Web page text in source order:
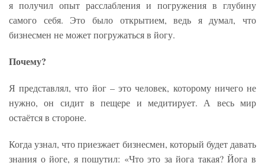
я получил опыт расслабления и погружения в глубину
самого себя. Это было открытием, ведь я думал, что
бизнесмен не может погружаться в йогу.
Почему?
Я представлял, что йог – это человек, которому ничего не
нужно, он сидит в пещере и медитирует. А весь мир
остаётся в стороне.
Когда узнал, что приезжает бизнесмен, который будет давать
знания о йоге, я пошутил: «Что это за йога такая? Йога в